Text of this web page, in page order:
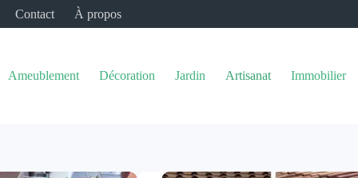
Contact À propos
Ameublement Décoration Jardin Artisanat Immobilier